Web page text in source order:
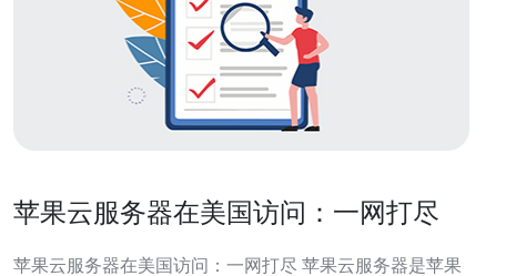
苹果云服务器在美国访问：一网打尽
苹果云服务器在美国访问：一网打尽 苹果云服务器是苹果